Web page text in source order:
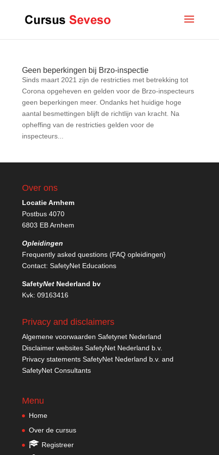
Geen beperkingen bij Brzo-inspectie
Sinds maart 2021 zijn de restricties met betrekking tot
Corona opgeheven en gelden voor de Brzo-inspecteurs
geen beperkingen meer. Ondanks het huidige hoge
aantal besmettingen blijft de richtlijn van kracht. Na
opheffing van de restricties gelden voor de
inspecteurs...
Over ons
Locatie Arnhem
Postbus 4070
6803 EB Arnhem
Opleidingen
Frequently asked questions (FAQ opleidingen)
Contact: SafetyNet Educations
SafetyNetNederland bv
Kvk: 09163416
Privacy and disclaimers
Algemene voorwaarden Safetynet Nederland
Disclaimer websites SafetyNet Nederland b.v.
Privacy statements SafetyNet Nederland b.v. and
SafetyNet Consultants
Menu
Home
Over de cursus
Registreer